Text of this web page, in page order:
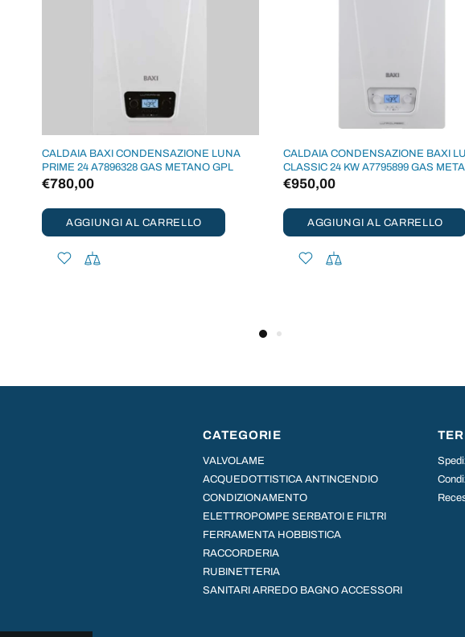
CALDAIA BAXI CONDENSAZIONE LUNA
PRIME 24 A7896328 GAS METANO GPL
€780,00
AGGIUNGI AL CARRELLO
CALDAIA CONDENSAZIONE BAXI
CLASSIC 24 KW A7795899 GAS
€950,00
AGGIUNGI AL CARRELLO
CATEGORIE
VALVOLAME
ACQUEDOTTISTICA ANTINCENDIO
CONDIZIONAMENTO
ELETTROPOMPE SERBATOI E FILTRI
FERRAMENTA HOBBISTICA
RACCORDERIA
RUBINETTERIA
SANITARI ARREDO BAGNO ACCESSORI